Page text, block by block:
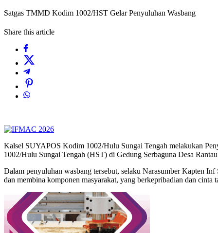
Satgas TMMD Kodim 1002/HST Gelar Penyuluhan Wasbang
Share this article
Kalsel SUYAPOS Kodim 1002/Hulu Sungai Tengah melakukan
1002/Hulu Sungai Tengah (HST) di Gedung Serbaguna Desa
Dalam penyuluhan wasbang tersebut, selaku Narasumber Kapten
dan membina komponen masyarakat, yang berkepribadian dan cinta